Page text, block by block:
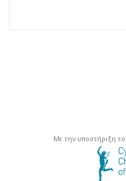
Με την υποστήριξη